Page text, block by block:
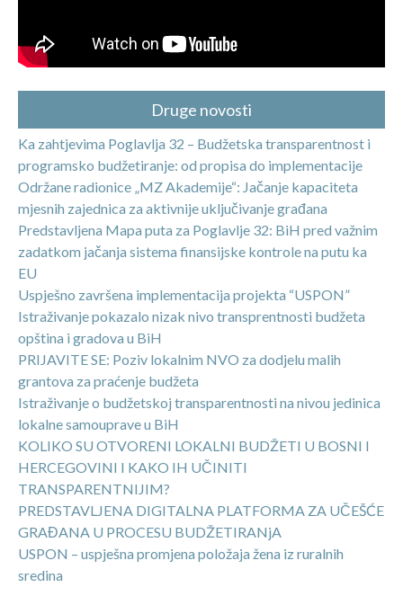
Druge novosti
Ka zahtjevima Poglavlja 32 – Budžetska transparentnost i
programsko budžetiranje: od propisa do implementacije
Održane radionice „MZ Akademije“: Jačanje kapaciteta
mjesnih zajednica za aktivnije uključivanje građana
Predstavljena Mapa puta za Poglavlje 32: BiH pred važnim
zadatkom jačanja sistema finansijske kontrole na putu ka
EU
Uspješno završena implementacija projekta “USPON”
Istraživanje pokazalo nizak nivo transprentnosti budžeta
opština i gradova u BiH
PRIJAVITE SE: Poziv lokalnim NVO za dodjelu malih
grantova za praćenje budžeta
Istraživanje o budžetskoj transparentnosti na nivou jedinica
lokalne samouprave u BiH
KOLIKO SU OTVORENI LOKALNI BUDŽETI U BOSNI I
HERCEGOVINI I KAKO IH UČINITI
TRANSPARENTNIJIM?
PREDSTAVLJENA DIGITALNA PLATFORMA ZA UČEŠĆE
GRAĐANA U PROCESU BUDŽETIRANjA
USPON – uspješna promjena položaja žena iz ruralnih
sredina